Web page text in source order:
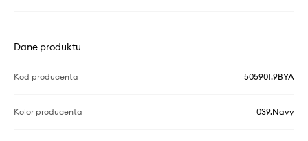
Dane produktu
Kod producenta 505901.9BYA
Kolor producenta 039.Navy